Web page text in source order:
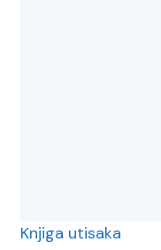
Knjiga utisaka